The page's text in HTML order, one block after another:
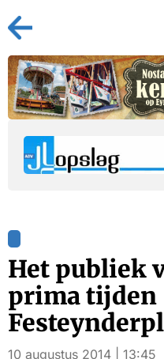
Het publiek
prima tijden
10 augustus 2014 | 13:45